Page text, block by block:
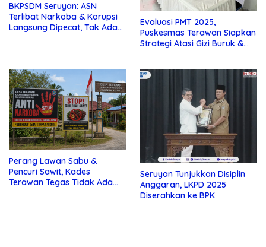
BKPSDM Seruyan: ASN
Terlibat Narkoba & Korupsi
Langsung Dipecat, Tak Ada
Evaluasi PMT 2025,
Puskesmas Terawan Siapkan
Strategi Atasi Gizi Buruk &
Perang Lawan Sabu &
Pencuri Sawit, Kades
Terawan Tegas Tidak Ada
Seruyan Tunjukkan Disiplin
Anggaran, LKPD 2025
Diserahkan ke BPK